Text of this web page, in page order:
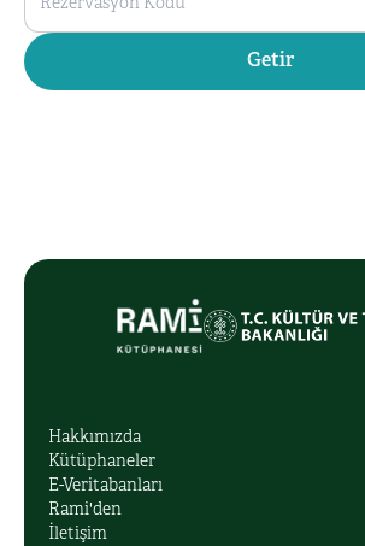
Getir
Hakkımızda
Kütüphaneler
E-Veritabanları
Rami'den
İletişim